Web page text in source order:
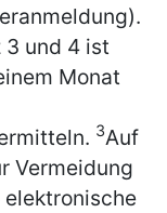
3 und 4 ist
Monat
3Auf
Vermeidung